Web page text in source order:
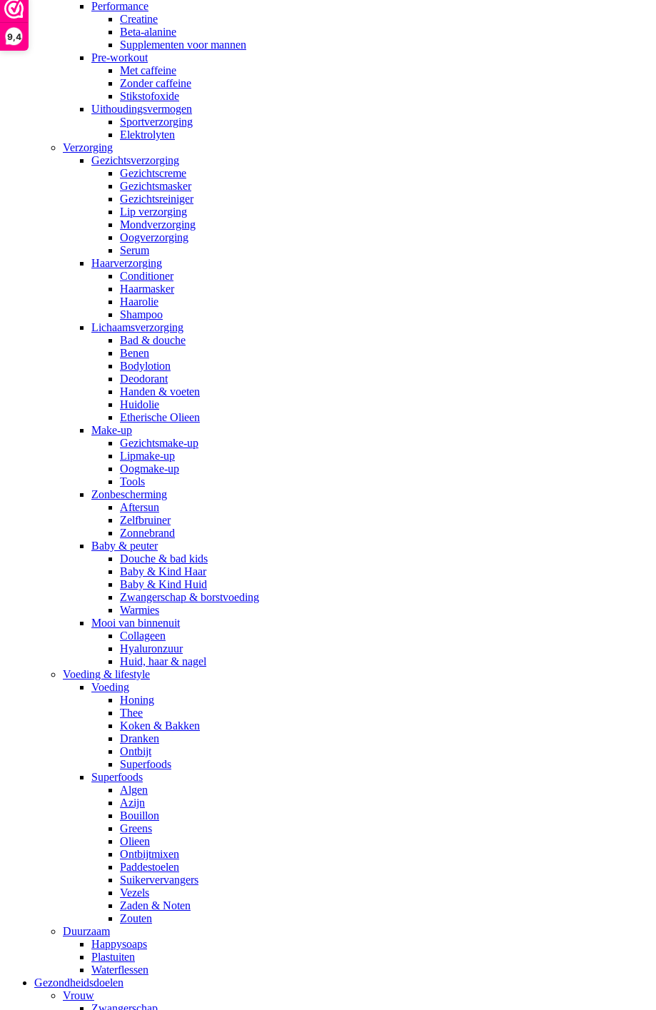
9,4
Performance
Creatine
Beta-alanine
Supplementen voor mannen
Pre-workout
Met caffeine
Zonder caffeine
Stikstofoxide
Uithoudingsvermogen
Sportverzorging
Elektrolyten
Verzorging
Gezichtsverzorging
Gezichtscreme
Gezichtsmasker
Gezichtsreiniger
Lip verzorging
Mondverzorging
Oogverzorging
Serum
Haarverzorging
Conditioner
Haarmasker
Haarolie
Shampoo
Lichaamsverzorging
Bad & douche
Benen
Bodylotion
Deodorant
Handen & voeten
Huidolie
Etherische Olieen
Make-up
Gezichtsmake-up
Lipmake-up
Oogmake-up
Tools
Zonbescherming
Aftersun
Zelfbruiner
Zonnebrand
Baby & peuter
Douche & bad kids
Baby & Kind Haar
Baby & Kind Huid
Zwangerschap & borstvoeding
Warmies
Mooi van binnenuit
Collageen
Hyaluronzuur
Huid, haar & nagel
Voeding & lifestyle
Voeding
Honing
Thee
Koken & Bakken
Dranken
Ontbijt
Superfoods
Superfoods
Algen
Azijn
Bouillon
Greens
Olieen
Ontbijtmixen
Paddestoelen
Suikervervangers
Vezels
Zaden & Noten
Zouten
Duurzaam
Happysoaps
Plastuiten
Waterflessen
Gezondheidsdoelen
Vrouw